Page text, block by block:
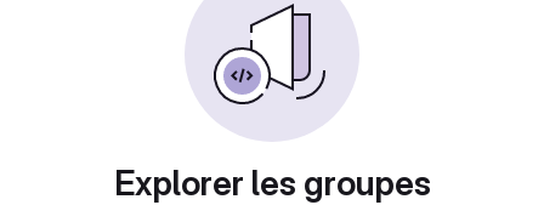
Explorer les groupes